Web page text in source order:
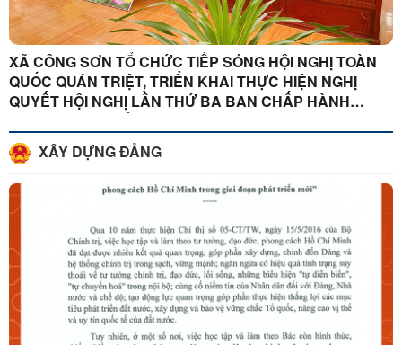
XÃ CÔNG SƠN TỔ CHỨC TIẾP SÓNG HỘI NGHỊ TOÀN
QUỐC QUÁN TRIỆT, TRIỂN KHAI THỰC HIỆN NGHỊ
QUYẾT HỘI NGHỊ LẦN THỨ BA BAN CHẤP HÀNH
XÂY DỰNG ĐẢNG